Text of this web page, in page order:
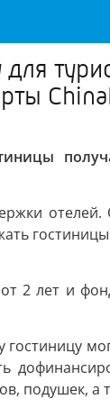
2 лет и
подушек, а